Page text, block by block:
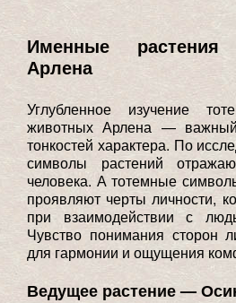
Именные
Арлена
Углубленное изучение
животных Арлена —
тонкостей характера. По
символы растений
человека. А тотемные
проявляют черты личности,
при взаимодействии с
Чувство понимания сторон
для гармонии и ощущения
Ведущее растение —